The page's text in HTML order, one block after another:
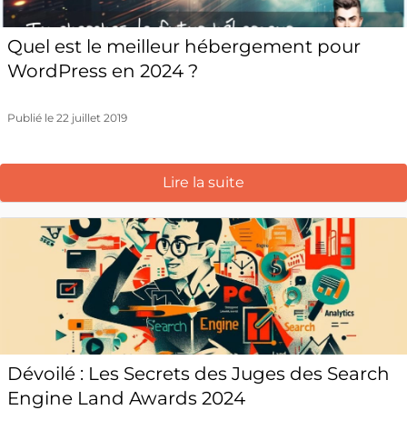
Quel est le meilleur hébergement pour
WordPress en 2024 ?
Publié le 22 juillet 2019
Lire la suite
Dévoilé : Les Secrets des Juges des Search
Engine Land Awards 2024